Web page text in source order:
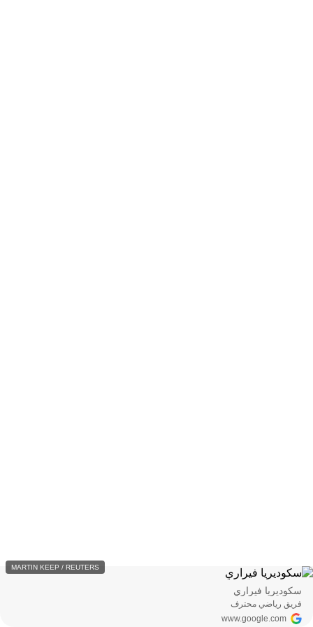
MARTIN KEEP / REUTERS
سكوديريا فيراري
فريق رياضي محترف
www.google.com